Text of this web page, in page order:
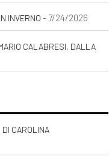
INVERNO - 7/24/2026
CALABRESI, DALLA
DI CAROLINA